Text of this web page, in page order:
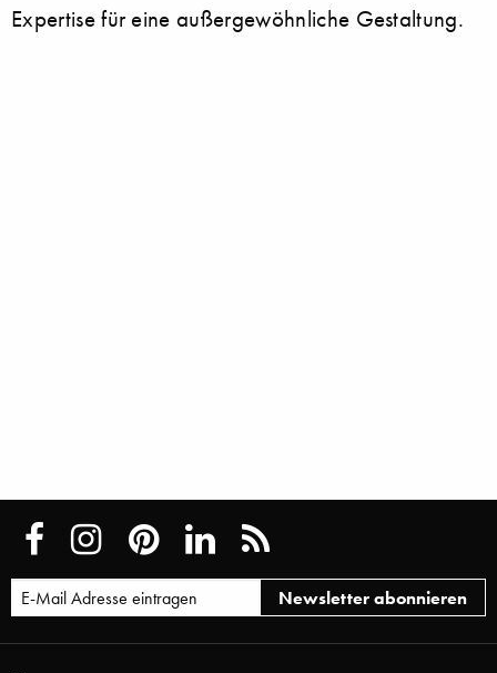
Expertise für eine außergewöhnliche Gestaltung.